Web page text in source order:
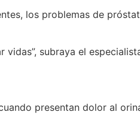
los problemas de
subraya el
presentan dolor al